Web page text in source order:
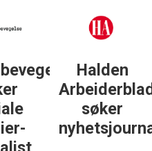
Halden
søker